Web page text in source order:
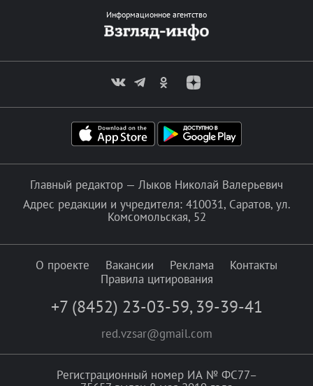
Информационное агентство
Главный редактор — Лыков Николай Валерьевич
Адрес редакции и учредителя: 410031, Саратов, ул.
Комсомольская, 52
О проекте Вакансии Реклама
Контакты
Правила цитирования
+7 (8452) 23-03-59, 39-39-41
red.vzsar@gmail.com
Регистрационный номер ИА № ФС77–